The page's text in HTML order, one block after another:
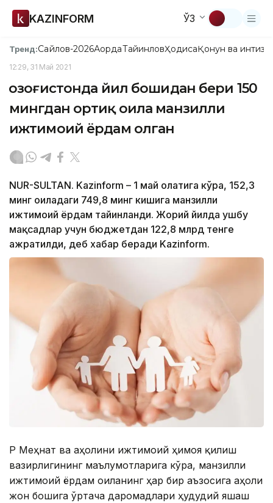
KAZINFORM ЎЗ
Тренд:Сайлов-2026АқордаТайинловҲодисаҚонун ва
12:29, 31 Май 2021
Қозоғистонда йил бошидан бери 150
мингдан ортиқ оила манзилли
ижтимоий ёрдам олган
NUR-SULTAN. Kazinform – 1 май ҳолатига кўра, 152,3
минг оиладаги 749,8 минг кишига манзилли
ижтимоий ёрдам тайинланди. Жорий йилда ушбу
мақсадлар учун бюджетдан 122,8 млрд тенге
ажратилди, деб хабар беради Kazinform.
ҚР Меҳнат ва аҳолини ижтимоий ҳимоя қилиш
вазирлигининг маълумотларига кўра, манзилли
ижтимоий ёрдам оиланинг ҳар бир аъзосига аҳоли
жон бошига ўртача даромадлари ҳудудий яшаш